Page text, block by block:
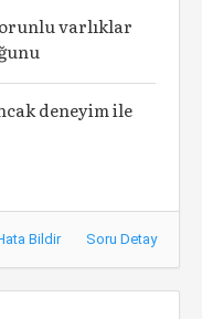
varlıklar
deneyim ile
Bildir Soru Detay